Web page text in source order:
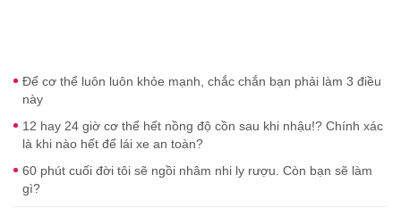
Để cơ thể luôn luôn khỏe mạnh, chắc chắn bạn phải làm 3 điều
này
12 hay 24 giờ cơ thể hết nồng độ cồn sau khi nhậu!? Chính xác
là khi nào hết để lái xe an toàn?
60 phút cuối đời tôi sẽ ngồi nhâm nhi ly rượu. Còn bạn sẽ làm
gì?